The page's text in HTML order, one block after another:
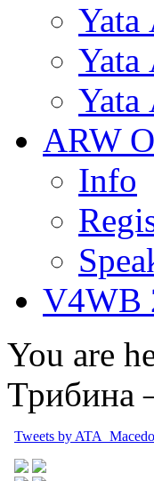
Yata
Yata
Yata
ARW
Info
V4WB
You are
Трибина
Tweets by